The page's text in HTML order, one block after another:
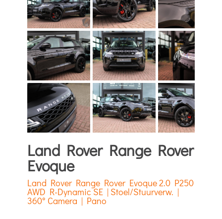
Land Rover Range Rover
Evoque
Land Rover Range Rover Evoque 2.0 P250
AWD R-Dynamic SE | Stoel/Stuurverw. |
360° Camera | Pano